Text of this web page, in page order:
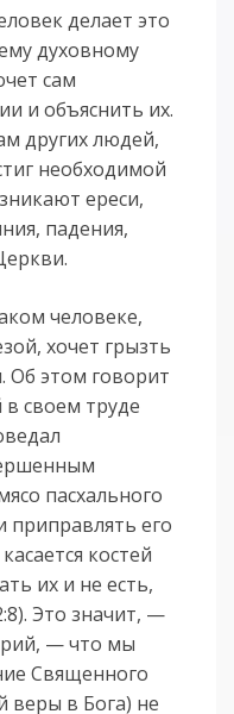
делает это
духовному
сам
и объяснить их.
других людей,
необходимой
ереси,
падения,
человеке,
хочет грызть
Об этом говорит
в своем труде
пасхального
приправлять его
костей
их и не есть,
Это значит, —
— что мы
Священного
веры в Бога) не